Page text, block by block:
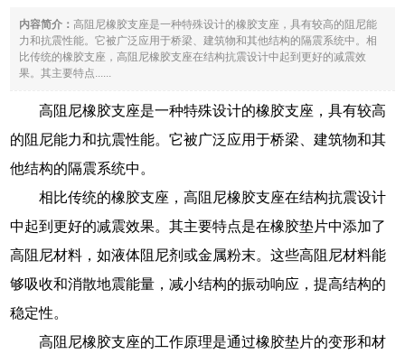
内容简介：高阻尼橡胶支座是一种特殊设计的橡胶支座，具有较高的阻尼能
力和抗震性能。它被广泛应用于桥梁、建筑物和其他结构的隔震系统中。相
比传统的橡胶支座，高阻尼橡胶支座在结构抗震设计中起到更好的减震效
果。其主要特点......
高阻尼橡胶支座是一种特殊设计的橡胶支座，具有较高
的阻尼能力和抗震性能。它被广泛应用于桥梁、建筑物和其
他结构的隔震系统中。
相比传统的橡胶支座，高阻尼橡胶支座在结构抗震设计
中起到更好的减震效果。其主要特点是在橡胶垫片中添加了
高阻尼材料，如液体阻尼剂或金属粉末。这些高阻尼材料能
够吸收和消散地震能量，减小结构的振动响应，提高结构的
稳定性。
高阻尼橡胶支座的工作原理是通过橡胶垫片的变形和材